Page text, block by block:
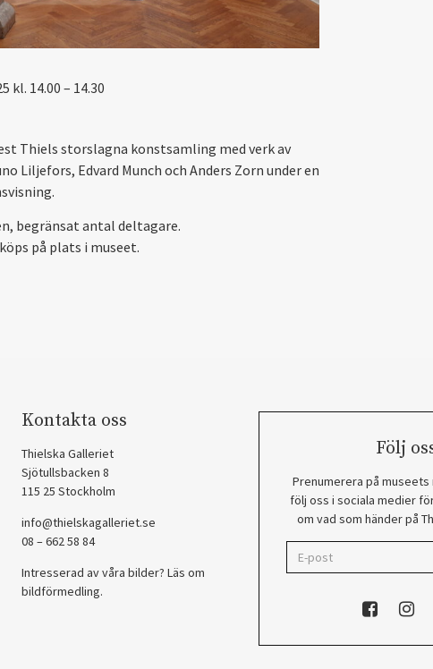
kl. 14.00 – 14.30
Thiels storslagna konstsamling med verk av
Liljefors, Edvard Munch och Anders Zorn under en
begränsat antal deltagare.
på plats i museet.
Kontakta oss
Thielska Galleriet
Sjötullsbacken 8
115 25 Stockholm
info@thielskagalleriet.se
08 – 662 58 84
Intresserad av våra bilder? Läs om
bildförmedling.
Följ
Prenumerera på
följ oss i sociala medier
om vad som händer på